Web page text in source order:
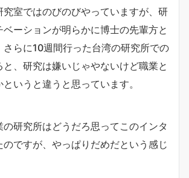
究室ではのびのびやっていますが、研
ベーションが明らかに博士の先輩方と
さらに10週間行った台湾の研究所での
、研究は嫌いじゃやないけど職業と
いうと違うと思っています。
の研究所はどうだろ思ってこのインタ
のですが、やっぱりだめだという感じ